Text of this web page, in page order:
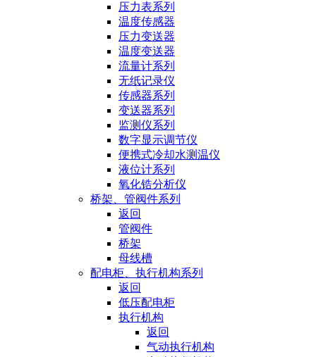
压力表系列
温度传感器
压力变送器
温度变送器
流量计系列
无纸记录仪
传感器系列
变送器系列
监测仪系列
数字显示调节仪
便携式冷却水测温仪
液位计系列
氧化锆分析仪
桥架、管阀件系列
返回
管阀件
桥架
母线槽
配电柜、执行机构系列
返回
低压配电柜
执行机构
返回
气动执行机构